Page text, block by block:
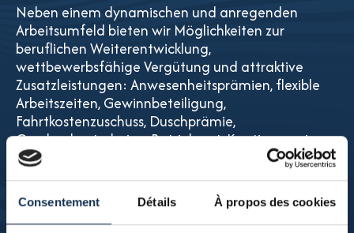
Consentement Détails À propos des cookies
Neben einem dynamischen und anregenden
Arbeitsumfeld bieten wir Möglichkeiten zur
beruflichen Weiterentwicklung,
wettbewerbsfähige Vergütung und attraktive
Zusatzleistungen: Anwesenheitsprämien, flexible
Arbeitszeiten, Gewinnbeteiligung,
Fahrtkostenzuschuss, Duschprämie,
Geschenkgutscheine, Betriebsrat, Kantine sowie
Bereitstellung und Reinigung von Arbeitskleidung.
Zudem organisieren wir regelmäßig Aktivitäten
und Veranstaltungen zur Stärkung des Teamgeists